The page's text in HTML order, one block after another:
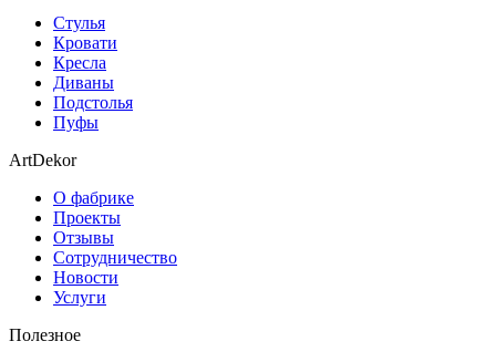
Стулья
Кровати
Кресла
Диваны
Подстолья
Пуфы
ArtDekor
О фабрике
Проекты
Отзывы
Сотрудничество
Новости
Услуги
Полезное